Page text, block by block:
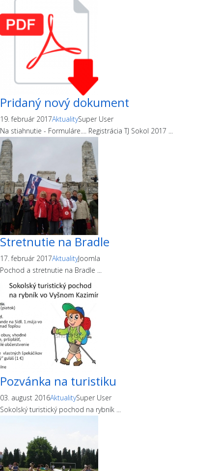
Pridaný nový dokument
19. február 2017AktualitySuper User
Na stiahnutie - Formuláre.... Registrácia TJ Sokol 2017 ...
Stretnutie na Bradle
17. február 2017AktualityJoomla
Pochod a stretnutie na Bradle ...
Pozvánka na turistiku
03. august 2016AktualitySuper User
Sokolský turistický pochod na rybník ...